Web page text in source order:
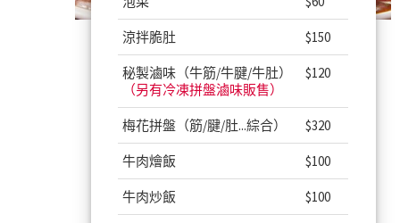
涼拌脆肚 $150
秘製滷味 （牛筋/牛腱/牛肚）
（另有冷凍拼盤滷味販售）
$120
梅花拼盤 （筋/腱/肚...綜合） $320
牛肉燴飯 $100
牛肉炒飯 $100